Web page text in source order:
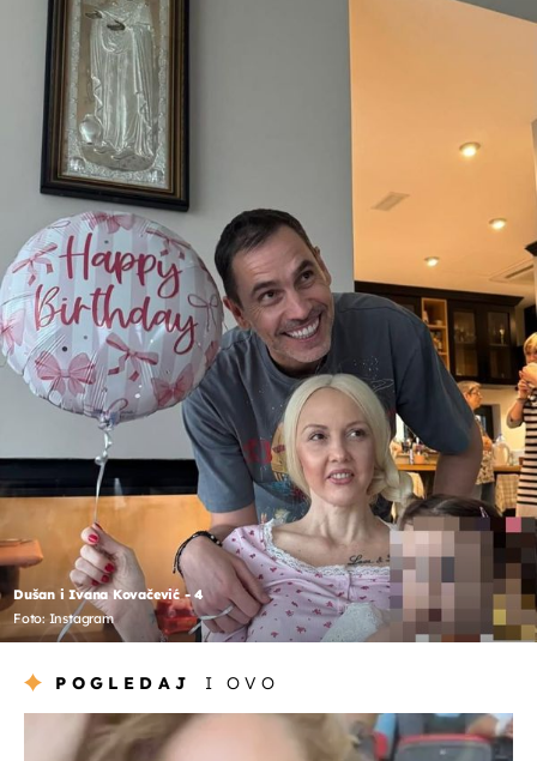
Dušan i Ivana Kovačević - 4
Foto: Instagram
POGLEDAJ I OVO